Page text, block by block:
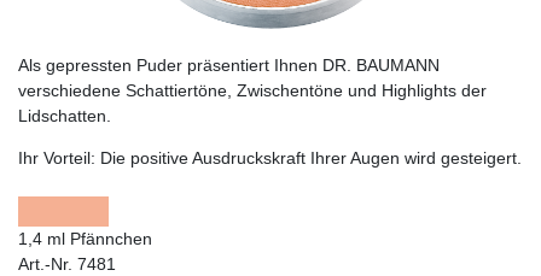
Als gepressten Puder präsentiert Ihnen DR. BAUMANN
verschiedene Schattiertöne, Zwischentöne und Highlights der
Lidschatten.
Ihr Vorteil: Die positive Ausdruckskraft Ihrer Augen wird gesteigert.
1,4 ml Pfännchen
Art.-Nr. 7481